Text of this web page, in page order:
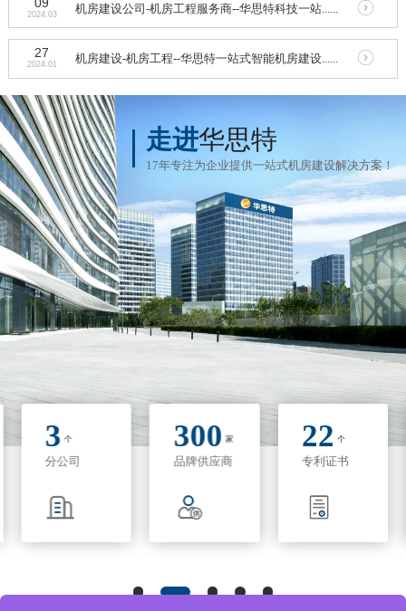
2024.03 机房建设公司-机房工程服务商--华思特科技一站......
27
2024.01 机房建设-机房工程--华思特一站式智能机房建设......
走进华思特
17年专注为企业提供一站式机房建设解决方案！
3 个
分公司
300 家
品牌供应商
22 个
专利证书